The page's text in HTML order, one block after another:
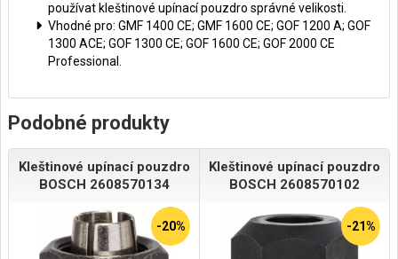
používat kleštinové upínací pouzdro správné velikosti.
Vhodné pro: GMF 1400 CE; GMF 1600 CE; GOF 1200 A; GOF
1300 ACE; GOF 1300 CE; GOF 1600 CE; GOF 2000 CE
Professional.
Podobné produkty
Kleštinové upínací pouzdro
BOSCH 2608570134
-20%
Kleštinové upínací pouzdro
BOSCH 2608570102
-21%